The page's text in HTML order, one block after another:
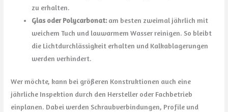
zu erhalten.
Glas oder Polycarbonat:am besten zweimal jährlich mit
weichem Tuch und lauwarmem Wasser reinigen. So bleibt
die Lichtdurchlässigkeit erhalten und Kalkablagerungen
werden verhindert.
Wer möchte, kann bei größeren Konstruktionen auch eine
jährliche Inspektion durch den Hersteller oder Fachbetrieb
einplanen. Dabei werden Schraubverbindungen, Profile und